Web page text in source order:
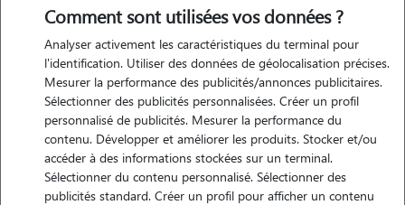
Motivation
bonjour, ayant toujours grandi entourée d'animaux (chiens, chats et
lapins), je serai ravie de venir prendre soin de vos petites bêtes
pendant vos déplacements ou pour vous soulager. je me tiens à
votre disposition pour un échange. romane
Comment sont utilisées vos données ?
Analyser activement les caractéristiques du terminal pour
l'identification. Utiliser des données de géolocalisation précises.
Mesurer la performance des publicités/annonces publicitaires.
Sélectionner des publicités personnalisées. Créer un profil
personnalisé de publicités. Mesurer la performance du
contenu. Développer et améliorer les produits. Stocker et/ou
accéder à des informations stockées sur un terminal.
Sélectionner du contenu personnalisé. Sélectionner des
publicités standard. Créer un profil pour afficher un contenu